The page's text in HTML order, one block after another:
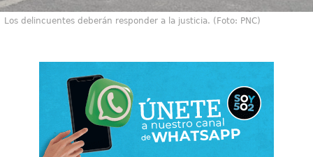
Los delincuentes deberán responder a la justicia. (Foto: PNC)